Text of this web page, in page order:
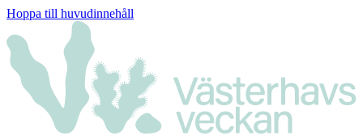
Hoppa till huvudinnehåll